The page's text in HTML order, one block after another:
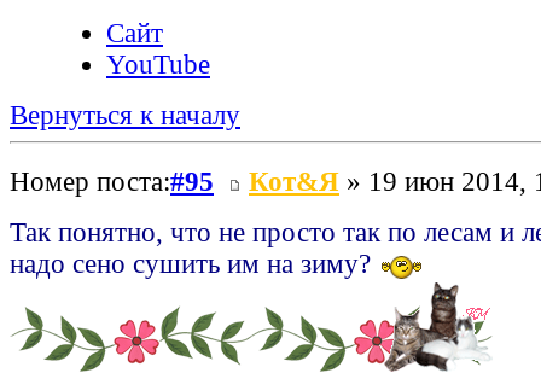
Сайт
YouTube
Вернуться к началу
Номер поста:#95 Кот&Я » 19 июн 2014,
Так понятно, что не просто так по лесам и
надо сено сушить им на зиму?